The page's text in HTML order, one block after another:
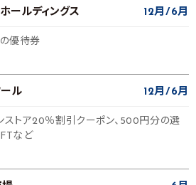
ールディングス 12月 6月
優待券
ル 12月 6月
ストア20％割引クーポン、500円分の選
など